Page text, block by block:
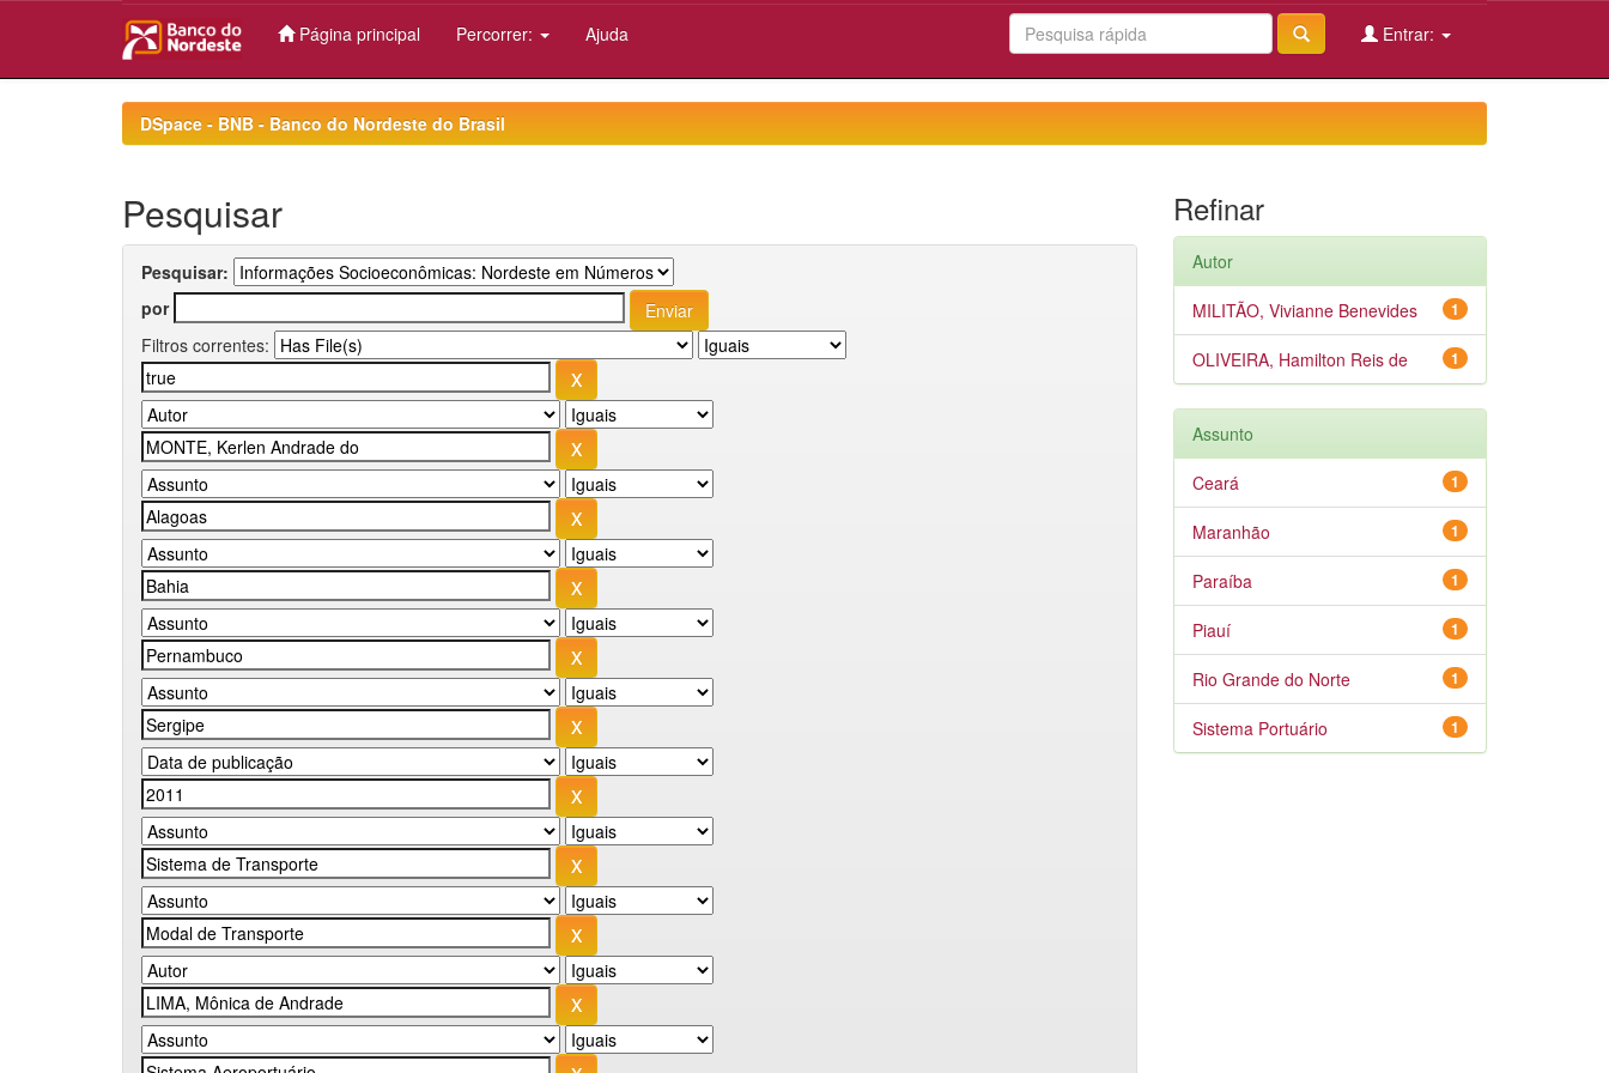
Página principal Percorrer: Ajuda Entrar:
DSpace - BNB - Banco do Nordeste do Brasil
Pesquisar
Pesquisar:
por
Filtros correntes:
Refinar
Autor
1
MILITÃO, Vivianne Benevides
1
OLIVEIRA, Hamilton Reis de
Assunto
1
Ceará
1
Maranhão
1
Paraíba
1
Piauí
1
Rio Grande do Norte
1
Sistema Portuário